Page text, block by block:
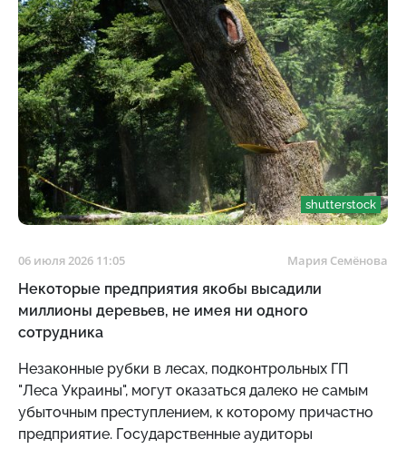
shutterstock
06 июля 2026 11:05 Мария Семёнова
Некоторые предприятия якобы высадили
миллионы деревьев, не имея ни одного
сотрудника
Незаконные рубки в лесах, подконтрольных ГП
"Леса Украины", могут оказаться далеко не самым
убыточным преступлением, к которому причастно
предприятие. Государственные аудиторы